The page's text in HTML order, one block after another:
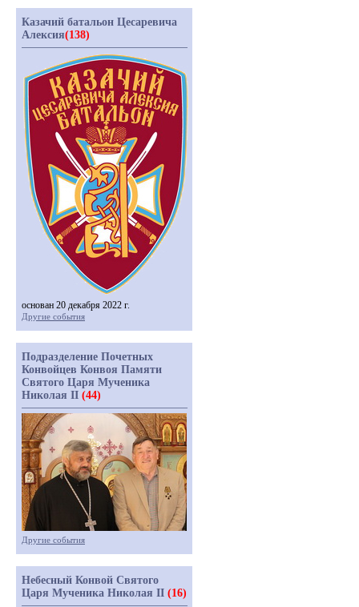
Казачий батальон Цесаревича
Алексия(138)
основан 20 декабря 2022 г.
Другие события
Подразделение Почетных
Конвойцев Конвоя Памяти
Святого Царя Мученика
Николая II (44)
Другие события
Небесный Конвой Святого
Царя Мученика Николая II (16)